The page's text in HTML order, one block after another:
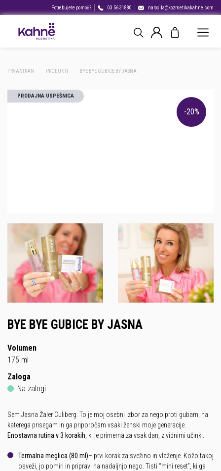
Potrebujete pomoč? 03 56 31880 narocila@kozmetikakahne.com
PRVA STRAN PRODUKTI BYE BYE GUBICE BY JASNA
PRODAJNA USPEŠNICA
-20%
BYE BYE GUBICE BY JASNA
Volumen
175 ml
Zaloga
Na zalogi
Sem Jasna Žaler Culiberg. To je moj osebni izbor za nego proti gubam, na
katerega prisegam in ga priporočam vsaki ženski moje generacije.
Enostavna rutina v 3 korakih, ki je primerna za vsak dan, z vidnimi učinki.
Termalna meglica (80 ml)– prvi korak za svežino in vlaženje. Kožo takoj
osveži, jo pomiri in pripravi na nadaljnjo nego. Tisti “mini reset”, ki ga